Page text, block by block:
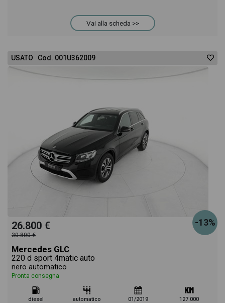
consigliata per l'acquisto del veicolo.
Vai alla scheda >>
USATO Cod. 001U362009
-13%
26.800 €
30.800 €
Mercedes GLC
220 d sport 4matic auto
nero automatico
Pronta consegna
diesel automatico 01/2019 127.000